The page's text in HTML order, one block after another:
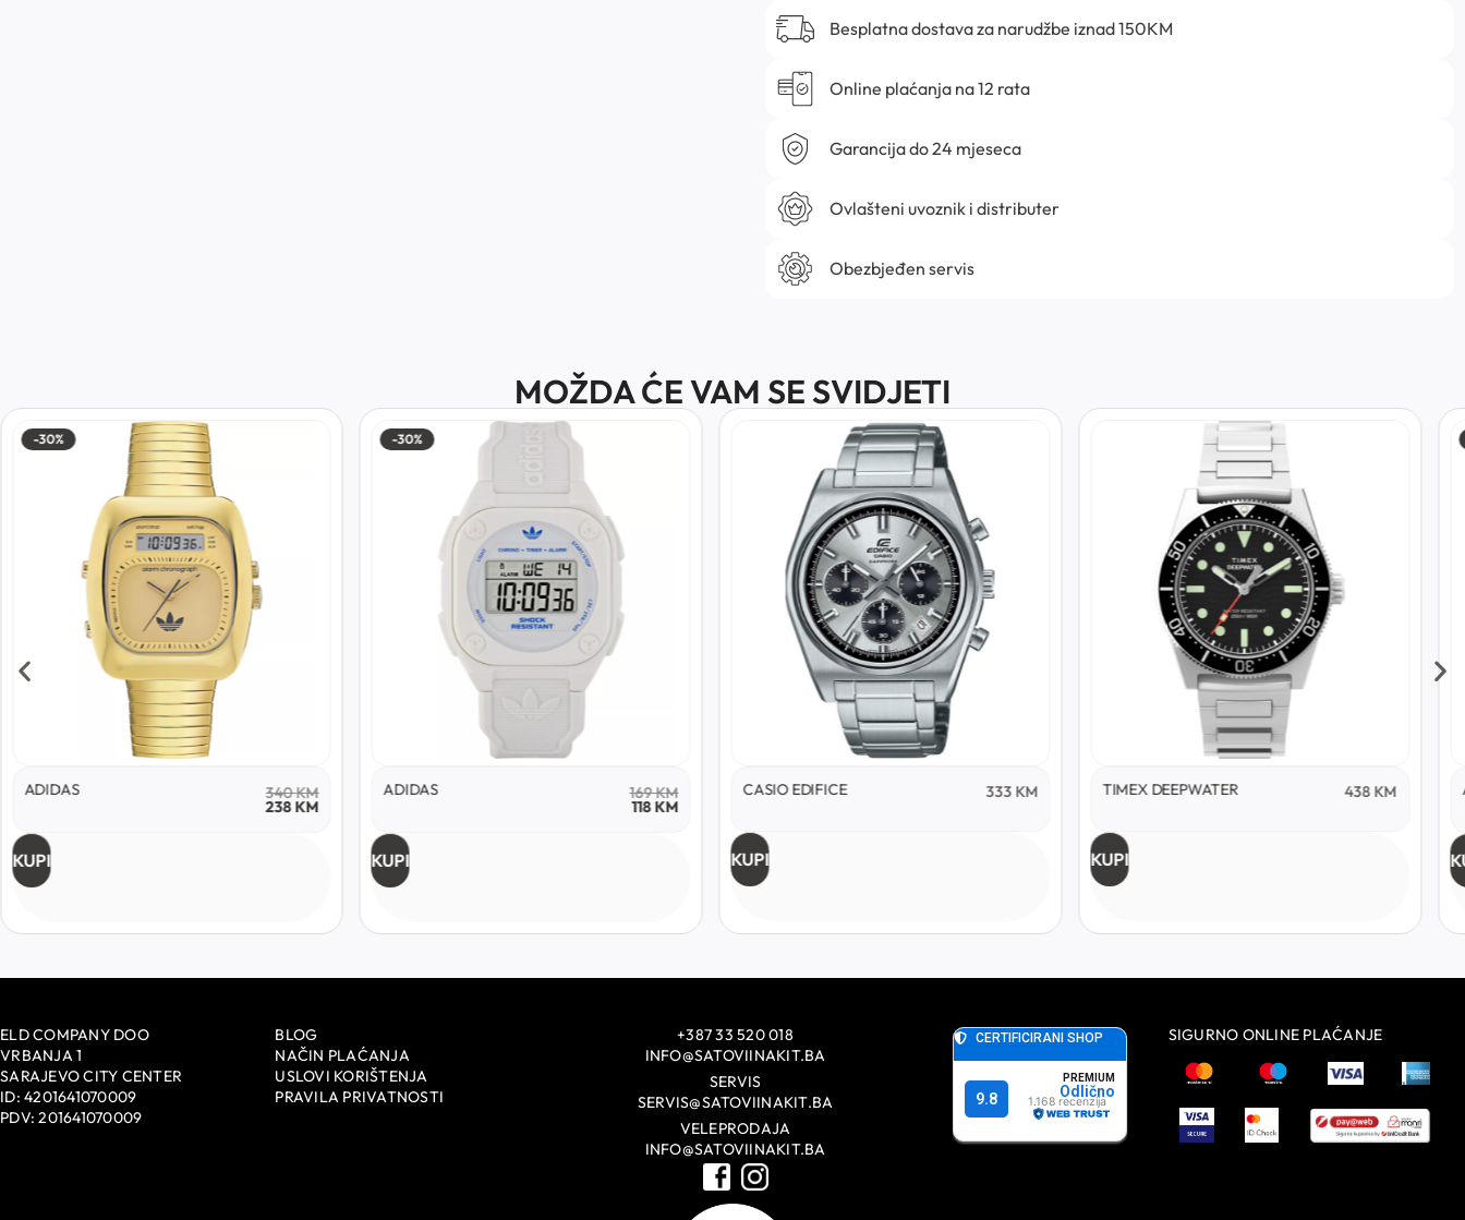
Besplatna dostava za narudžbe iznad 150KM
Online plaćanja na 12 rata
Garancija do 24 mjeseca
Ovlašteni uvoznik i distributer
Obezbjeđen servis
MOŽDA ĆE VAM SE SVIDJETI
-30%
ADIDAS 340KM
238KM
KUPI
-30%
ADIDAS 169KM
118KM
KUPI
CASIO EDIFICE 333 KM
KUPI
TIMEX DEEPWATER 438 KM
KUPI
ELD COMPANY DOO
VRBANJA 1
SARAJEVO CITY CENTER
ID: 4201641070009
PDV: 201641070009
BLOG
NAČIN PLAĆANJA
USLOVI KORIŠTENJA
PRAVILA PRIVATNOSTI
+387 33 520 018
INFO@SATOVIINAKIT.BA
SERVIS
SERVIS@SATOVIINAKIT.BA
VELEPRODAJA
INFO@SATOVIINAKIT.BA
SIGURNO ONLINE PLAĆANJE